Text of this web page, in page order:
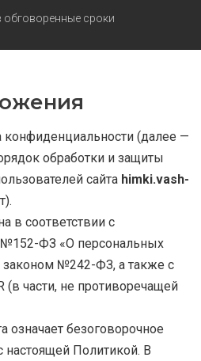
сроки
конфиденциальности (далее —
обработки и защиты
сайта himki.vash-
в соответствии с
ФЗ «О персональных
№242-ФЗ, а также с
(в части, не противоречащей
означает безоговорочное
настоящей Политикой. В